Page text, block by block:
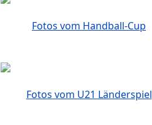
Fotos vom Handball-Cup
Fotos vom U21 Länderspiel